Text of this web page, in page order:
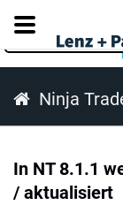
Ninja
In NT 8.1.1
/ aktualisiert